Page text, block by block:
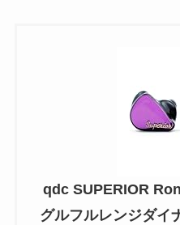
qdc SUPERIOR
グルフルレンジダイ